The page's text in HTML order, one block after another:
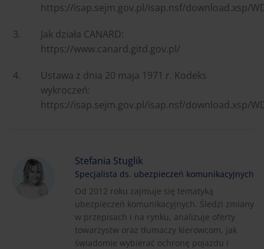
https://isap.sejm.gov.pl/isap.nsf/download.xsp/
Jak działa CANARD:
https://www.canard.gitd.gov.pl/
Ustawa z dnia 20 maja 1971 r. Kodeks
wykroczeń:
https://isap.sejm.gov.pl/isap.nsf/download.xsp/
Stefania Stuglik
Specjalista ds. ubezpieczeń komunikacyjnych
Od 2012 roku zajmuje się tematyką
ubezpieczeń komunikacyjnych. Śledzi zmiany
w przepisach i na rynku, analizuje oferty
towarzystw oraz tłumaczy kierowcom, jak
świadomie wybierać ochronę pojazdu i